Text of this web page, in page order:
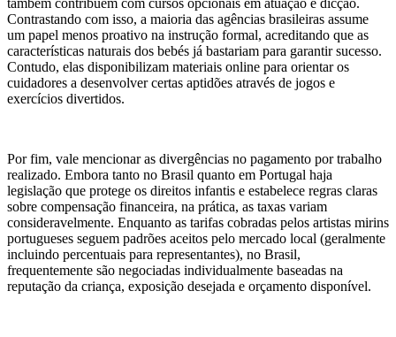
Contrastando com isso, a maioria das agências brasileiras assume
um papel menos proativo na instrução formal, acreditando que as
características naturais dos bebés já bastariam para garantir sucesso.
Contudo, elas disponibilizam materiais online para orientar os
cuidadores a desenvolver certas aptidões através de jogos e
exercícios divertidos.
Por fim, vale mencionar as divergências no pagamento por trabalho
realizado. Embora tanto no Brasil quanto em Portugal haja
legislação que protege os direitos infantis e estabelece regras claras
sobre compensação financeira, na prática, as taxas variam
consideravelmente. Enquanto as tarifas cobradas pelos artistas mirins
portugueses seguem padrões aceitos pelo mercado local (geralmente
incluindo percentuais para representantes), no Brasil,
frequentemente são negociadas individualmente baseadas na
reputação da criança, exposição desejada e orçamento disponível.